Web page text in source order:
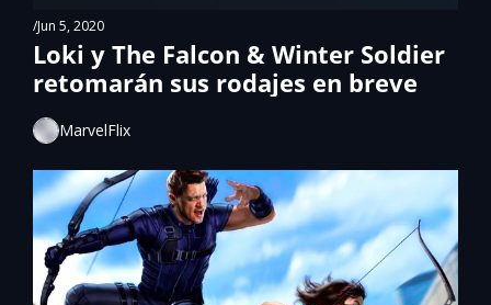
/Jun 5, 2020
Loki y The Falcon & Winter Soldier
retomarán sus rodajes en breve
MarvelFlix